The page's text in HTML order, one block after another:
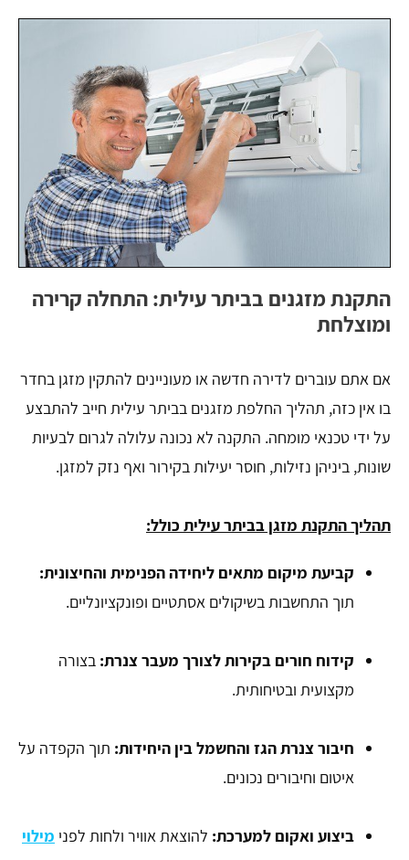
התקנת מזגנים בביתר עילית: התחלה קרירה
ומוצלחת
אם אתם עוברים לדירה חדשה או מעוניינים להתקין מזגן בחדר
בו אין כזה, תהליך החלפת מזגנים בביתר עילית חייב להתבצע
על ידי טכנאי מומחה. התקנה לא נכונה עלולה לגרום לבעיות
שונות, ביניהן נזילות, חוסר יעילות בקירור ואף נזק למזגן.
תהליך התקנת מזגן בביתר עילית כולל:
קביעת מיקום מתאים ליחידה הפנימית והחיצונית:
תוך התחשבות בשיקולים אסתטיים ופונקציונליים.
קידוח חורים בקירות לצורך מעבר צנרת: בצורה
מקצועית ובטיחותית.
חיבור צנרת הגז והחשמל בין היחידות: תוך הקפדה על
איטום וחיבורים נכונים.
ביצוע ואקום למערכת: להוצאת אוויר ולחות לפני מילוי